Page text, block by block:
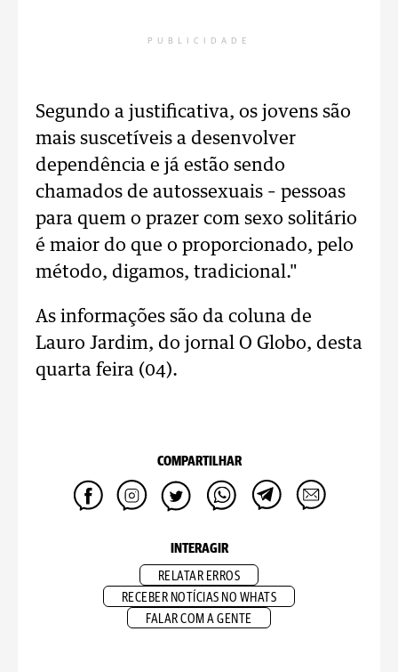
PUBLICIDADE
Segundo a justificativa, os jovens são
mais suscetíveis a desenvolver
dependência e já estão sendo
chamados de autossexuais – pessoas
para quem o prazer com sexo solitário
é maior do que o proporcionado, pelo
método, digamos, tradicional."
As informações são da coluna de
Lauro Jardim, do jornal O Globo, desta
quarta feira (04).
COMPARTILHAR
INTERAGIR
RELATAR ERROS
RECEBER NOTÍCIAS NO WHATS
FALAR COM A GENTE